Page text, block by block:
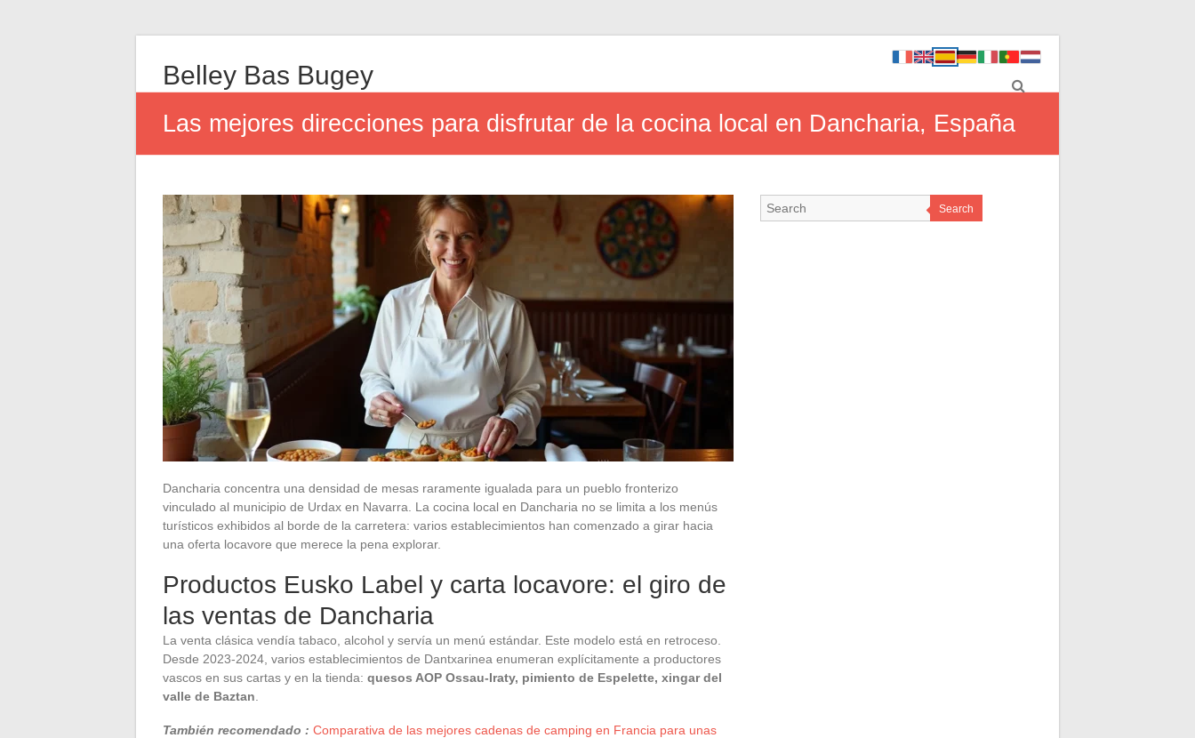
Belley Bas Bugey
Las mejores direcciones para disfrutar de la cocina local en Dancharia, España
Dancharia concentra una densidad de mesas raramente igualada para un pueblo fronterizo
vinculado al municipio de Urdax en Navarra. La cocina local en Dancharia no se limita a los menús
turísticos exhibidos al borde de la carretera: varios establecimientos han comenzado a girar hacia
una oferta locavore que merece la pena explorar.
Productos Eusko Label y carta locavore: el giro de
las ventas de Dancharia
La venta clásica vendía tabaco, alcohol y servía un menú estándar. Este modelo está en retroceso.
Desde 2023-2024, varios establecimientos de Dantxarinea enumeran explícitamente a productores
vascos en sus cartas y en la tienda: quesos AOP Ossau-Iraty, pimiento de Espelette, xingar del
valle de Baztan
También recomendado : Comparativa de las mejores cadenas de camping en Francia para unas
Search